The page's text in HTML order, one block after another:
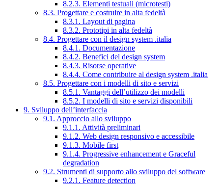
8.2.3. Elementi testuali (microtesti)
8.3. Progettare e costruire in alta fedeltà
8.3.1. Layout di pagina
8.3.2. Prototipi in alta fedeltà
8.4. Progettare con il design system .italia
8.4.1. Documentazione
8.4.2. Benefici del design system
8.4.3. Risorse operative
8.4.4. Come contribuire al design system .italia
8.5. Progettare con i modelli di sito e servizi
8.5.1. Vantaggi dell’utilizzo dei modelli
8.5.2. I modelli di sito e servizi disponibili
9. Sviluppo dell’interfaccia
9.1. Approccio allo sviluppo
9.1.1. Attività preliminari
9.1.2. Web design responsivo e accessibile
9.1.3. Mobile first
9.1.4. Progressive enhancement e Graceful
degradation
9.2. Strumenti di supporto allo sviluppo del software
9.2.1. Feature detection